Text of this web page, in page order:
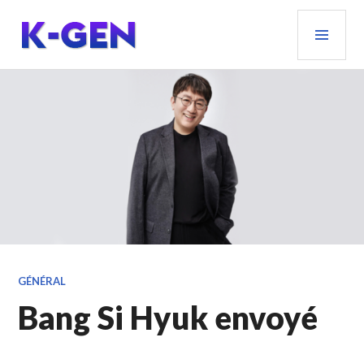
contenu
principal
K-GEN
GÉNÉRAL
Bang Si Hyuk envoyé